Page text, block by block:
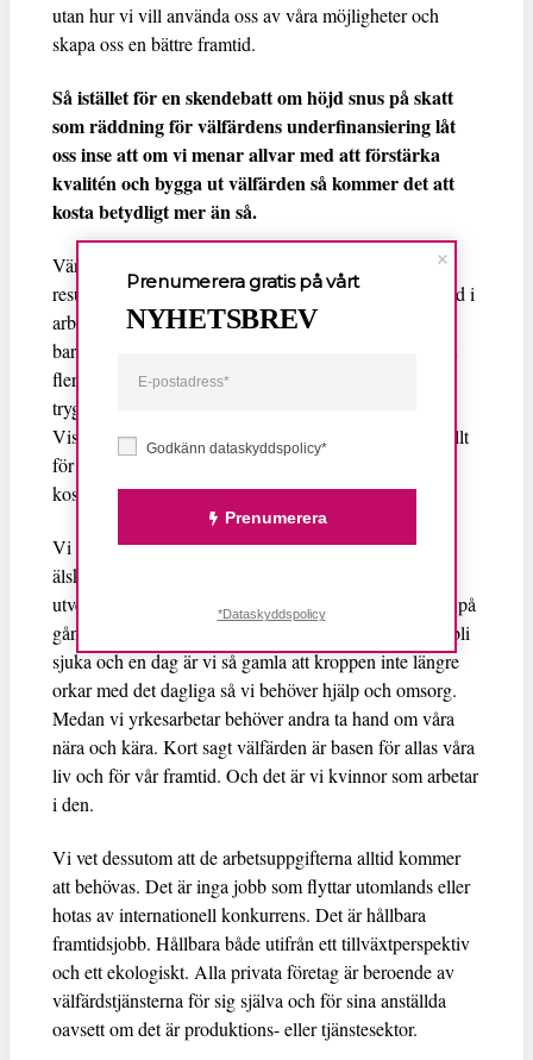
utan hur vi vill använda oss av våra möjligheter och
skapa oss en bättre framtid.
Så istället för en skendebatt om höjd snus på skatt
som räddning för välfärdens underfinansiering låt
oss inse att om vi menar allvar med att förstärka
kvalitén och bygga ut välfärden så kommer det att
kosta betydligt mer än så.
Vänsterpartiet föreslår den största förstärkningen av
resurser till välfärden så att det på allvar ska bli skillnad i
arbetsvillkor och kvinnors vardag. Minskade
barngruppsstorlekar i förskola och på fritids. Betydligt
fler anställda i äldreomsorg och sjukvård. Resurser till
trygga förlossningar och till ökad lärartäthet i skolan.
Visst det kostar men det är vi kvinnor värda – vi har allt
för länge väntat på vår tur. Och jag vill påstå att det
kostar mer att avstå.
Vi behöver välfärdstjänsterna när vi ska föda våra
älskade barn, våra barn behöver pedagogik för sin
utveckling, omsorg och utbildning, vi själva kan gång på
gång behöva komplettera eller utbilda om oss, vi kan bli
sjuka och en dag är vi så gamla att kroppen inte längre
orkar med det dagliga så vi behöver hjälp och omsorg.
Medan vi yrkesarbetar behöver andra ta hand om våra
nära och kära. Kort sagt välfärden är basen för allas våra
liv och för vår framtid. Och det är vi kvinnor som arbetar
i den.
Vi vet dessutom att de arbetsuppgifterna alltid kommer
att behövas. Det är inga jobb som flyttar utomlands eller
hotas av internationell konkurrens. Det är hållbara
framtidsjobb. Hållbara både utifrån ett tillväxtperspektiv
och ett ekologiskt. Alla privata företag är beroende av
välfärdstjänsterna för sig själva och för sina anställda
oavsett om det är produktions- eller tjänstesektor.
Godkänn dataskyddspolicy*
Prenumerera
Prenumerera gratis på vårt
NYHETSBREV
*Dataskyddspolicy